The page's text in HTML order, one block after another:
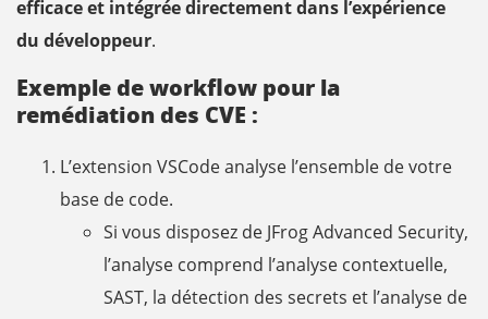
efficace et intégrée directement dans l’expérience
du développeur.
Exemple de workflow pour la
remédiation des CVE :
L’extension VSCode analyse l’ensemble de votre
base de code.
Si vous disposez de JFrog Advanced Security,
l’analyse comprend l’analyse contextuelle,
SAST, la détection des secrets et l’analyse de